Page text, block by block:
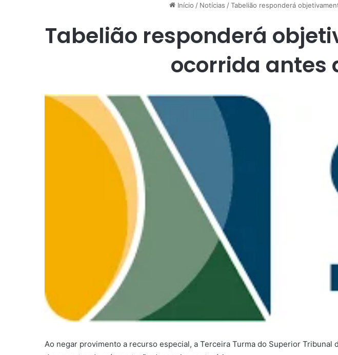
Início / Notícias /Tabelião responderá
Tabelião responderá
ocorrida antes
Ao negar provimento a recurso especial, a Terceira Turma do Superior